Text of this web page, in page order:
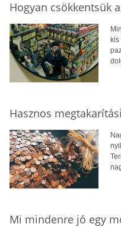
Hogyan csökkentsük
kis
Hasznos
Mi mindenre jó egy